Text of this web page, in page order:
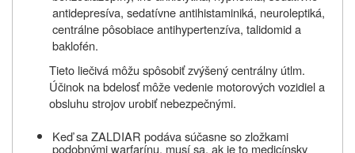
antidepresíva, sedatívne antihistaminiká, neuroleptiká,
centrálne pôsobiace antihypertenzíva, talidomid a
baklofén.
Tieto liečivá môžu spôsobiť zvýšený centrálny útlm.
Účinok na bdelosť môže vedenie motorových vozidiel a
obsluhu strojov urobiť nebezpečnými.
Keď saZALDIAR podáva súčasne so zložkami
podobnými warfarínu, musí sa, ak je to medicínsky